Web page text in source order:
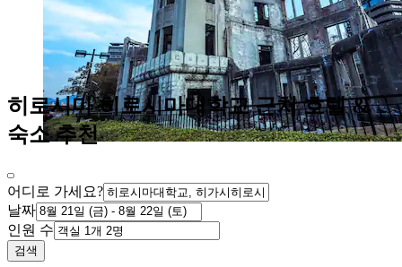
히로시마 히로시마대학교 근처 호텔 &
숙소 추천
어디로 가세요?
날짜
인원 수
검색